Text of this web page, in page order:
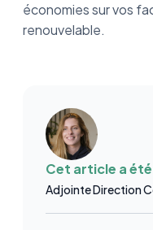
économies sur vos
renouvelable.
Cet article a
Adjointe Direction